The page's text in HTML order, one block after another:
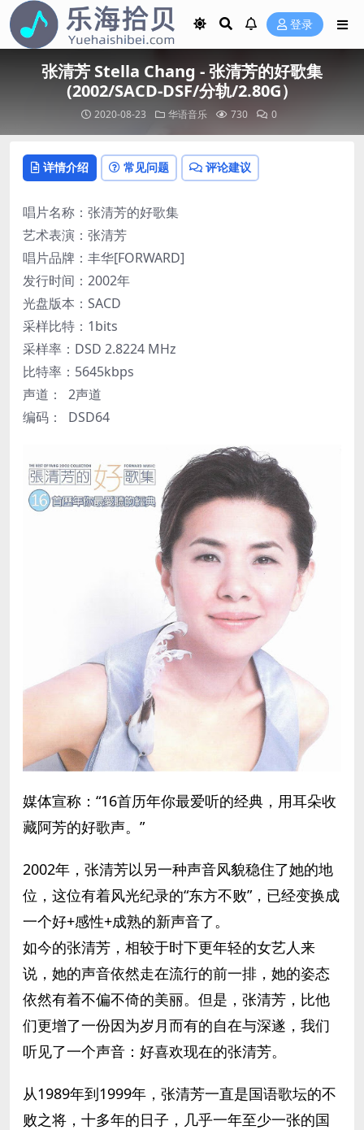
登录
张清芳 Stella Chang - 张清芳的好歌集
(2002/SACD-DSF/分轨/2.80G）
2020-08-23 华语音乐 730 0
详情介绍 常见问题 评论建议
唱片名称：张清芳的好歌集
艺术表演：张清芳
唱片品牌：丰华[FORWARD]
发行时间：2002年
光盘版本：SACD
采样比特：1bits
采样率：DSD 2.8224 MHz
比特率：5645kbps
声道： 2声道
编码： DSD64
媒体宣称：“16首历年你最爱听的经典，用耳朵收
藏阿芳的好歌声。”
2002年，张清芳以另一种声音风貌稳住了她的地
位，这位有着风光纪录的“东方不败”，已经变换成
一个好+感性+成熟的新声音了。
如今的张清芳，相较于时下更年轻的女艺人来
说，她的声音依然走在流行的前一排，她的姿态
依然有着不偏不倚的美丽。但是，张清芳，比他
们更增了一份因为岁月而有的自在与深遂，我们
听见了一个声音：好喜欢现在的张清芳。
从1989年到1999年，张清芳一直是国语歌坛的不
败之将，十多年的日子，几乎一年至少一张的国